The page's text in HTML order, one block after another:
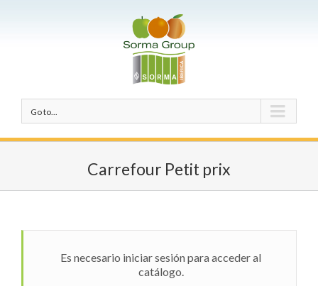
Go to...
Carrefour Petit prix
Es necesario iniciar sesión para acceder al
catálogo.